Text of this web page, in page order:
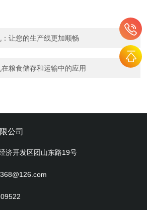
让您的生产线更加顺畅
粮食储存和运输中的应用
公司
济开发区团山东路19号